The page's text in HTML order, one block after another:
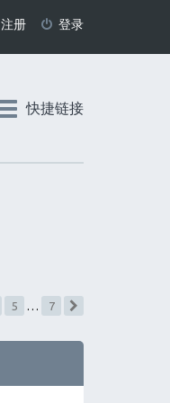
登录
注册
快捷链接
5 …
7